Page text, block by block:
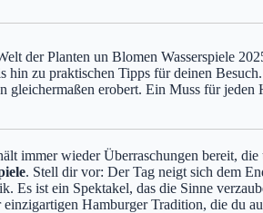
der Planten un Blomen Wasserspiele
hin zu praktischen Tipps für deinen
gleichermaßen erobert. Ein Muss für jeden
immer wieder Überraschungen bereit,
. Stell dir vor: Der Tag neigt sich dem
Es ist ein Spektakel, das die Sinne
Hamburger Tradition, die du